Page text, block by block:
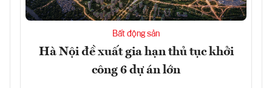
Bất động sản
Hà Nội đề xuất gia hạn thủ tục khởi
công 6 dự án lớn